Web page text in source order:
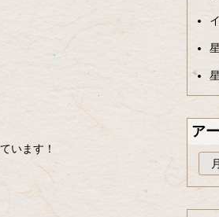
ア
ー
カ
イ
います！